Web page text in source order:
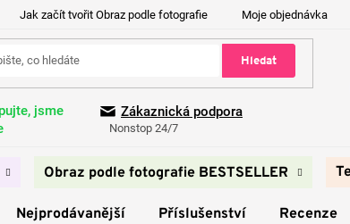
Jak začít tvořit Obraz podle fotografie Moje objednávka
Hledat
jsme
Zákaznická podpora
Nonstop 24/7
Obraz podle fotografie BESTSELLER
Nejprodávanější Příslušenství Recenze